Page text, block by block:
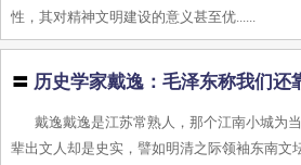
性，其对精神文明建设的意义甚至优......
〓 历史学家戴逸：毛泽东称我们还
戴逸戴逸是江苏常熟人，那个江南小城为
辈出文人却是史实，譬如明清之际领袖东南